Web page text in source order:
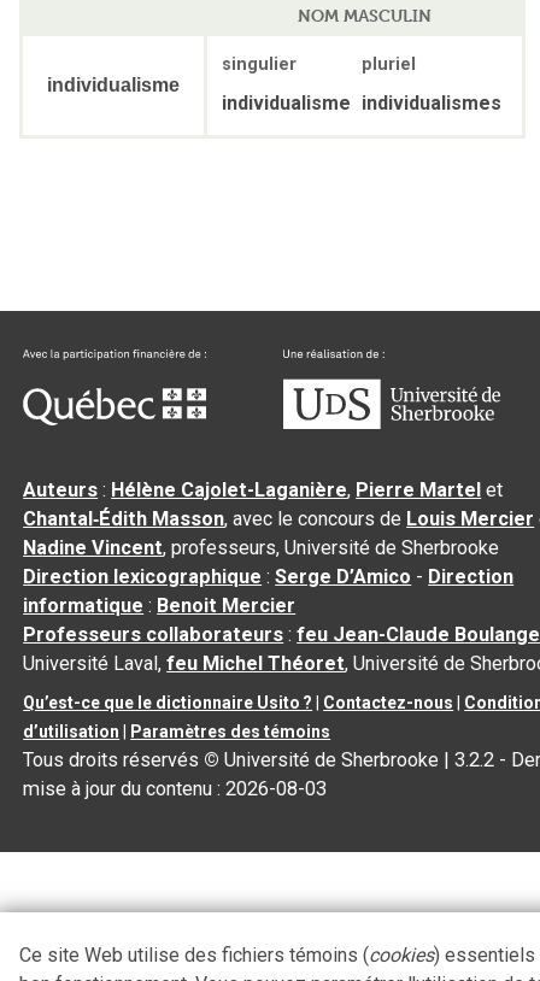
NOM MASCULIN
individualisme
singulier pluriel
individualisme individualismes
Auteurs : Hélène Cajolet-Laganière, Pierre Martel et
Chantal‑Édith Masson, avec le concours de Louis Mercier
Nadine Vincent, professeurs, Université de Sherbrooke
Direction lexicographique :Serge D’Amico - Direction
informatique : Benoit Mercier
Professeurs collaborateurs :feu Jean-Claude
Université Laval,feu Michel Théoret, Université de
Qu’est-ce que le dictionnaire Usito ? | Contactez-nous |
d’utilisation | Paramètres des témoins
Tous droits réservés © Université de Sherbrooke |3.2.2 -
mise à jour du contenu :2026-08-03
Ce site Web utilise des fichiers témoins (cookies) essentiels